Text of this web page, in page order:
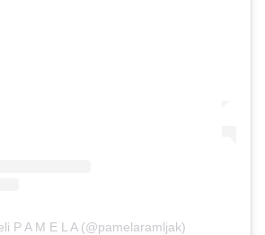
P A M E L A (@pamelaramljak)